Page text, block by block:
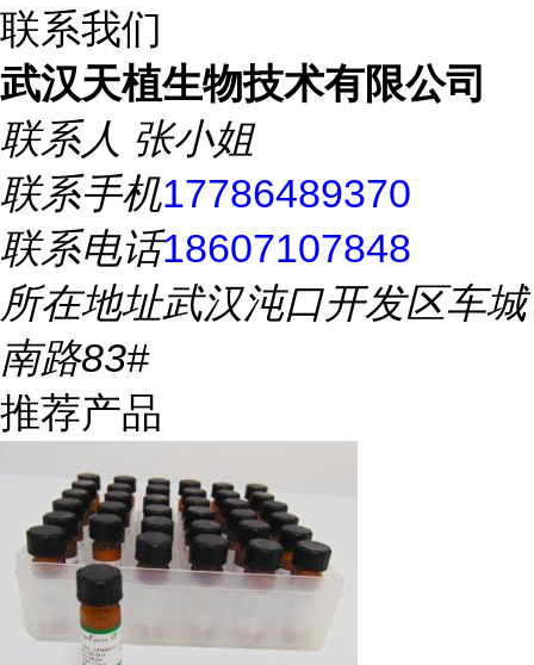
联系我们
武汉天植生物技术有限公司
联系人 张小姐
联系手机17786489370
联系电话18607107848
所在地址武汉沌口开发区车城
南路83#
推荐产品